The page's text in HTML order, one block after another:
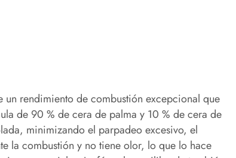
un rendimiento de combustión excepcional que
de 90 % de cera de palma y 10 % de cera de
minimizando el parpadeo excesivo, el
la combustión y no tiene olor, lo que lo hace